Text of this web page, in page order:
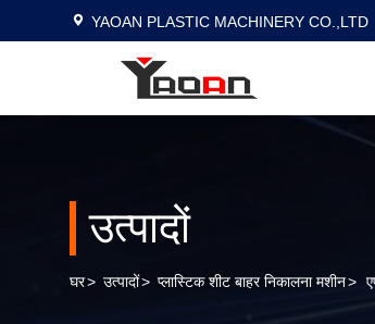
YAOAN PLASTIC MACHINERY CO.,LTD
उत्पादों
घर> उत्पादों> प्लास्टिक शीट बाहर निकालना मशीन>